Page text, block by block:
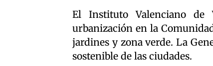
El Instituto Valenciano de
urbanización en la
jardines y zona verde. La
sostenible de las ciudades.